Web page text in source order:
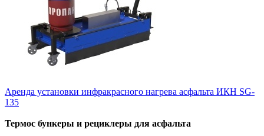
Аренда установки инфракрасного нагрева асфальта ИКН SG-
135
Термос бункеры и рециклеры для асфальта